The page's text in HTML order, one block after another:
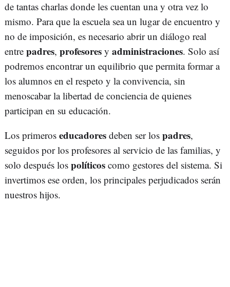
de tantas charlas donde les cuentan una y otra vez lo
mismo. Para que la escuela sea un lugar de encuentro y
no de imposición, es necesario abrir un diálogo real
entre padres, profesores y administraciones. Solo así
podremos encontrar un equilibrio que permita formar a
los alumnos en el respeto y la convivencia, sin
menoscabar la libertad de conciencia de quienes
participan en su educación.
Los primeros educadores deben ser los padres,
seguidos por los profesores al servicio de las familias, y
solo después los políticos como gestores del sistema. Si
invertimos ese orden, los principales perjudicados serán
nuestros hijos.